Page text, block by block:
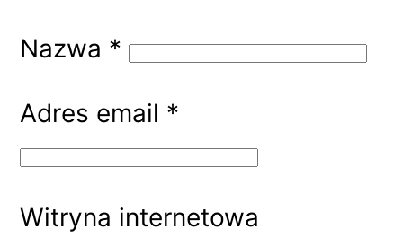
Nazwa *
Adres email *
Witryna internetowa